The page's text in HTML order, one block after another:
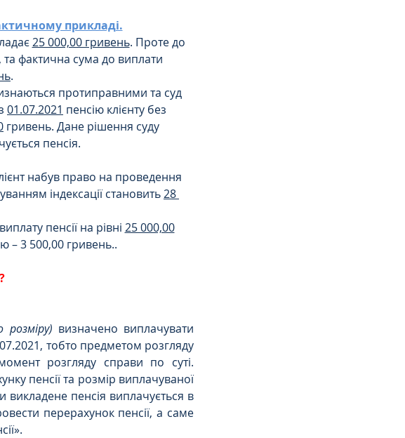
прикладі.
25 000,00 гривень. Проте до
фактична сума до виплати
.
протиправними та суд
01.07.2021 пенсію клієнту без
гривень. Дане рішення суду
пенсія.
набув право на проведення
індексації становить 28
пенсії на рівні 25 000,00
– 3 500,00 гривень..
визначено виплачувати
тобто предметом розгляду
розгляду справи по суті.
пенсії та розмір виплачуваної
пенсія виплачується в
перерахунок пенсії, а саме